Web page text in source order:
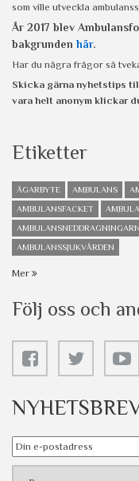
som ville utveckla
År 2017 blev
bakgrunden här.
Har du några frågor så
Skicka gärna nyhetstips
vara helt anonym klickar
Etiketter
ÄGARBYTE AMBULANS
AMBULANSFACKET
AMBULANSSJUKVÅRDEN
Mer
Följ oss och